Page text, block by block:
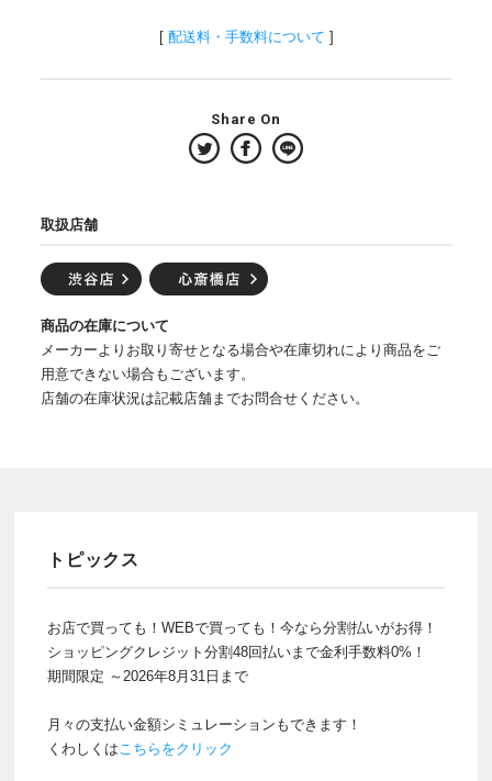
[ 配送料・手数料について ]
Share On
取扱店舗
商品の在庫について
メーカーよりお取り寄せとなる場合や在庫切れにより商品をご
用意できない場合もございます。
店舗の在庫状況は記載店舗までお問合せください。
トピックス
お店で買っても！WEBで買っても！今なら分割払いがお得！
ショッピングクレジット分割48回払いまで金利手数料0%！
期間限定 ～2026年8月31日まで
月々の支払い金額シミュレーションもできます！
くわしくはこちらをクリック